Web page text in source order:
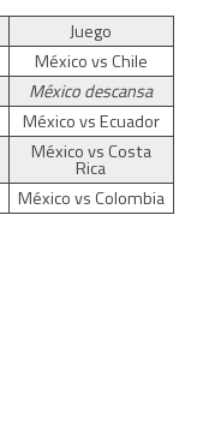
Juego
México vs Chile
México descansa
México vs Ecuador
México vs Costa
Rica
México vs Colombia